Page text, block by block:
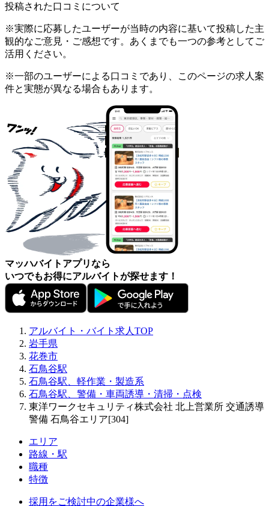
投稿された口コミについて
※実際に応募したユーザーが当時の内容に基いて投稿した主
観的なご意見・ご感想です。あくまでも一つの参考としてご
活用ください。
※一部のユーザーによる口コミであり、このページの求人案
件と実態が異なる場合もあります。
マッハバイトアプリなら
いつでもお得にアルバイトが探せます！
アルバイト・バイト求人TOP
岩手県
花巻市
石鳥谷駅
石鳥谷駅、軽作業・製造系
石鳥谷駅、警備・車両誘導・清掃・点検
東洋ワークセキュリティ株式会社 北上営業所 交通誘導
警備 石鳥谷エリア[304]
エリア
路線・駅
職種
特徴
採用をご検討中の企業様へ